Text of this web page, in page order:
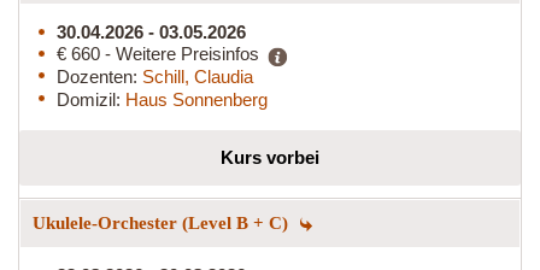
30.04.2026 - 03.05.2026
€ 660 - Weitere Preisinfos
Dozenten: Schill, Claudia
Domizil: Haus Sonnenberg
Kurs vorbei
Ukulele-Orchester (Level B + C)